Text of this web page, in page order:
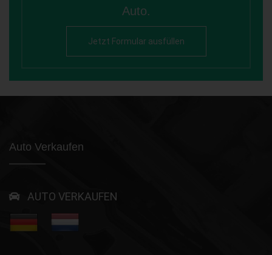
Auto.
Jetzt Formular ausfüllen
Auto Verkaufen
AUTO VERKAUFEN